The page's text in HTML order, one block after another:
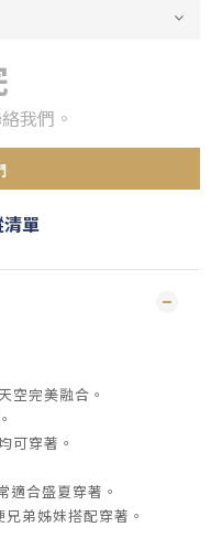
我們。
單
空完美融合。
可穿著。
合盛夏穿著。
弟姊妹搭配穿著。